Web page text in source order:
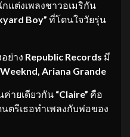
แต่งเพลงชาวอเมริกัน
Boy” ที่โดนใจวัยรุ่น
ย่าง Republic Records มี
Ariana Grande
ายเดียวกัน “Claire” คือ
ตรีเธอทำเพลงกับพ่อของ